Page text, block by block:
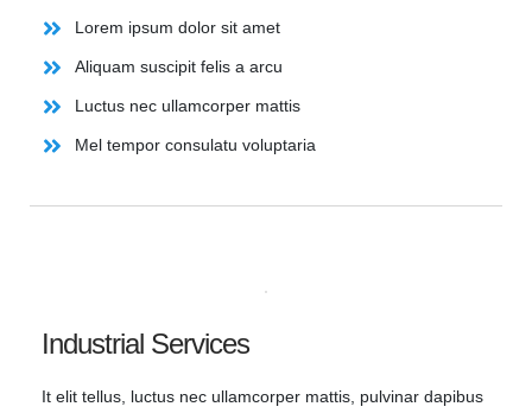
Lorem ipsum dolor sit amet
Aliquam suscipit felis a arcu
Luctus nec ullamcorper mattis
Mel tempor consulatu voluptaria
Industrial Services
It elit tellus, luctus nec ullamcorper mattis, pulvinar dapibus